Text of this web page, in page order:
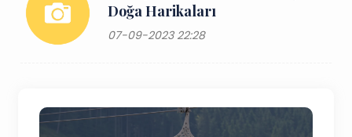
Doğa Harikaları
07-09-2023 22:28